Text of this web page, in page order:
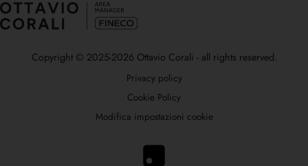
Copyright © 2025-2026 Ottavio Corali - all rights reserved.
Privacy policy
Cookie Policy
Modifica impostazioni cookie